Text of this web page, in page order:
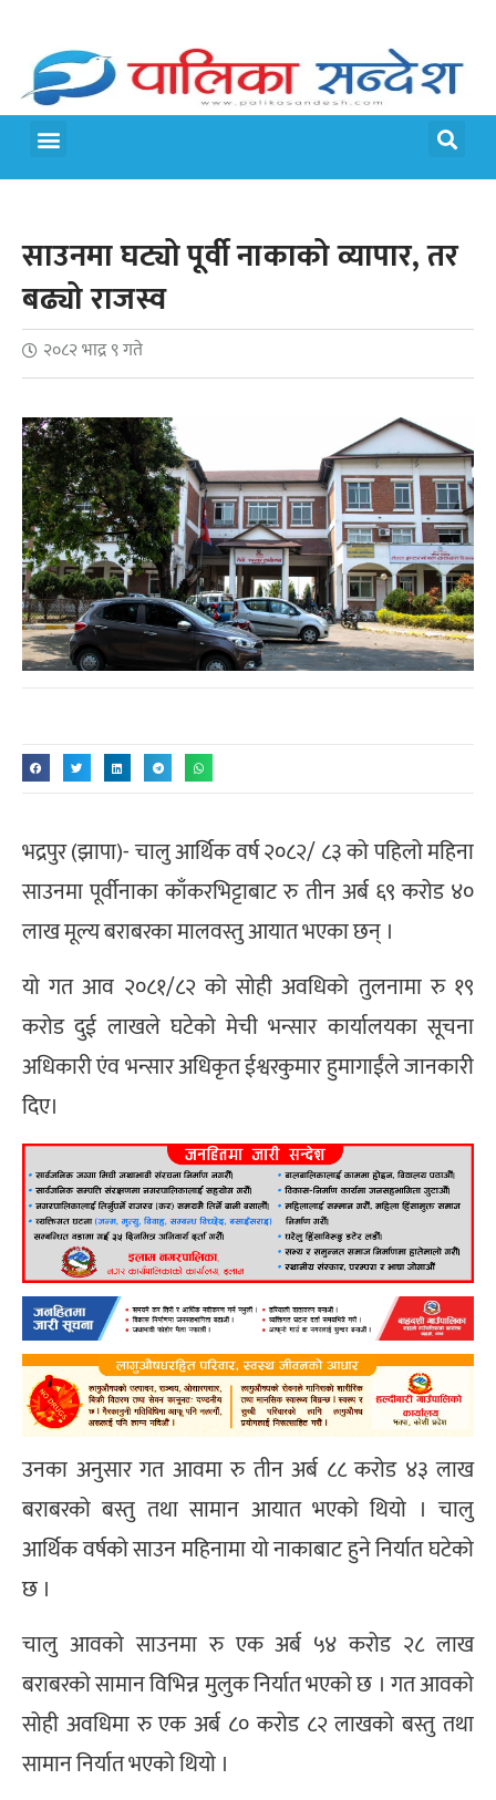
साउनमा घट्यो पूर्वी नाकाको व्यापार, तर
बढ्यो राजस्व
२०८२ भाद्र ९ गते
भद्रपुर (झापा)- चालु आर्थिक वर्ष २०८२/ ८३ को पहिलो महिना
साउनमा पूर्वीनाका काँकरभिट्टाबाट रु तीन अर्ब ६९ करोड ४०
लाख मूल्य बराबरका मालवस्तु आयात भएका छन् ।
यो गत आव २०८१/८२ को सोही अवधिको तुलनामा रु १९
करोड दुई लाखले घटेको मेची भन्सार कार्यालयका सूचना
अधिकारी एंव भन्सार अधिकृत ईश्वरकुमार हुमागाईंले जानकारी
दिए।
उनका अनुसार गत आवमा रु तीन अर्ब ८८ करोड ४३ लाख
बराबरको बस्तु तथा सामान आयात भएको थियो । चालु
आर्थिक वर्षको साउन महिनामा यो नाकाबाट हुने निर्यात घटेको
छ ।
चालु आवको साउनमा रु एक अर्ब ५४ करोड २८ लाख
बराबरको सामान विभिन्न मुलुक निर्यात भएको छ । गत आवको
सोही अवधिमा रु एक अर्ब ८० करोड ८२ लाखको बस्तु तथा
सामान निर्यात भएको थियो ।